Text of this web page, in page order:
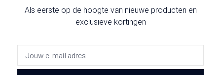
Als eerste op de hoogte van nieuwe producten en
exclusieve kortingen